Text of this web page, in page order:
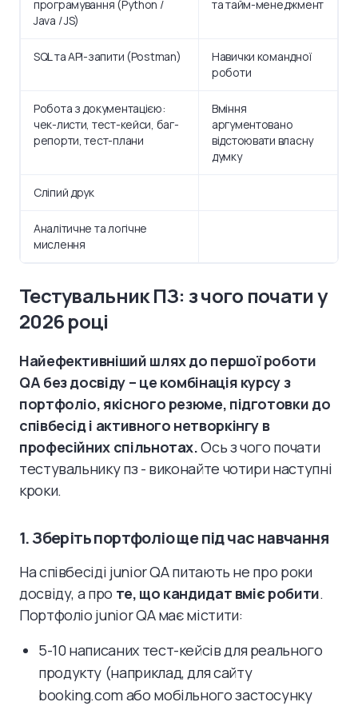
програмування (Python /
Java / JS)
та тайм-менеджмент
SQL та API-запити (Postman)
Навички командної
роботи
Робота з документацією:
чек-листи, тест-кейси, баг-
репорти, тест-плани
Вміння
аргументовано
відстоювати власну
думку
Сліпий друк
Аналітичне та логічне
мислення
Тестувальник ПЗ: з чого почати у
2026 році
Найефективніший шлях до першої роботи
QA без досвіду – це комбінація курсу з
портфоліо, якісного резюме, підготовки до
співбесід і активного нетворкінгу в
професійних спільнотах.Ось з чого почати
тестувальнику пз - виконайте чотири наступні
кроки.
1. Зберіть портфоліо ще під час навчання
На співбесіді junior QA питають не про роки
досвіду, а про те, що кандидат вміє робити.
Портфоліо junior QA має містити:
5-10 написаних тест-кейсів для реального
продукту (наприклад, для сайту
booking.com або мобільного застосунку